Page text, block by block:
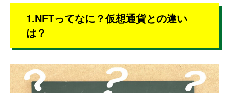
1.NFTってなに？仮想通貨との違い
は？